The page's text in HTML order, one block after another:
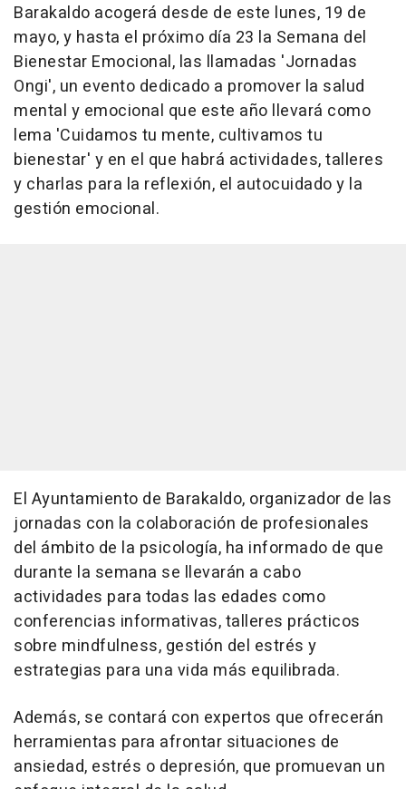
Barakaldo acogerá desde de este lunes, 19 de
mayo, y hasta el próximo día 23 la Semana del
Bienestar Emocional, las llamadas 'Jornadas
Ongi', un evento dedicado a promover la salud
mental y emocional que este año llevará como
lema 'Cuidamos tu mente, cultivamos tu
bienestar' y en el que habrá actividades, talleres
y charlas para la reflexión, el autocuidado y la
gestión emocional.
El Ayuntamiento de Barakaldo, organizador de las
jornadas con la colaboración de profesionales
del ámbito de la psicología, ha informado de que
durante la semana se llevarán a cabo
actividades para todas las edades como
conferencias informativas, talleres prácticos
sobre mindfulness, gestión del estrés y
estrategias para una vida más equilibrada.
Además, se contará con expertos que ofrecerán
herramientas para afrontar situaciones de
ansiedad, estrés o depresión, que promuevan un